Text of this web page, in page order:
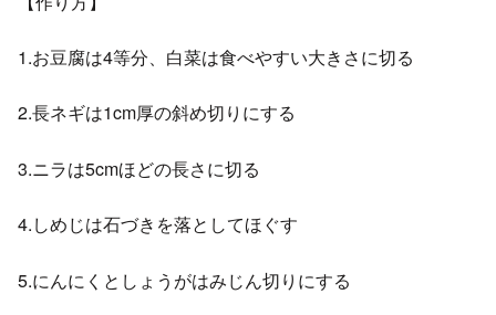
1.お豆腐は4等分、白菜は食べやすい大きさに切る
2.長ネギは1cm厚の斜め切りにする
3.ニラは5cmほどの長さに切る
4.しめじは石づきを落としてほぐす
5.にんにくとしょうがはみじん切りにする